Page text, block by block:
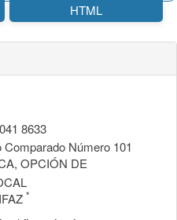
HTML
8633
OPCIÓN DE
*